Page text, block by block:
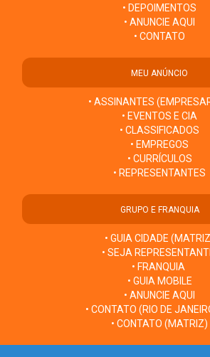
• DEPOIMENTOS
• ANUNCIE AQUI
• CONTATO
MEU ANÚNCIO
• ASSINANTES
• EVENTOS E CIA
• CLASSIFICADOS
• EMPREGOS
• CURRÍCULOS
• REPRESENTANTES
GRUPO E FRANQUIA
• GUIA CIDADE
• SEJA
• FRANQUIA
• GUIA MOBILE
• ANUNCIE AQUI
• CONTATO (RIO DE
• CONTATO (MATRIZ)